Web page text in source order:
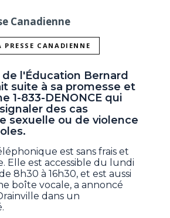
Canadienne
PRESSE CANADIENNE
l'Éducation Bernard
suite à sa promesse et
1-833-DENONCE qui
des cas
sexuelle ou de violence
est sans frais et
Elle est accessible du lundi
8h30 à 16h30, et est aussi
boîte vocale, a annoncé
dans un